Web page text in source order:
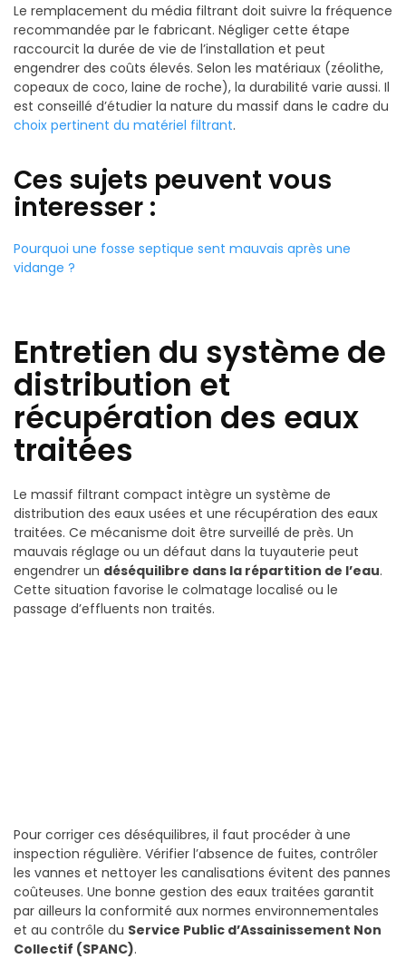
Le remplacement du média filtrant doit suivre la fréquence
recommandée par le fabricant. Négliger cette étape
raccourcit la durée de vie de l’installation et peut
engendrer des coûts élevés. Selon les matériaux (zéolithe,
copeaux de coco, laine de roche), la durabilité varie aussi. Il
est conseillé d’étudier la nature du massif dans le cadre du
choix pertinent du matériel filtrant.
Ces sujets peuvent vous
interesser :
Pourquoi une fosse septique sent mauvais après une
vidange ?
Entretien du système de
distribution et
récupération des eaux
traitées
Le massif filtrant compact intègre un système de
distribution des eaux usées et une récupération des eaux
traitées. Ce mécanisme doit être surveillé de près. Un
mauvais réglage ou un défaut dans la tuyauterie peut
engendrer un déséquilibre dans la répartition de l’eau.
Cette situation favorise le colmatage localisé ou le
passage d’effluents non traités.
Pour corriger ces déséquilibres, il faut procéder à une
inspection régulière. Vérifier l’absence de fuites, contrôler
les vannes et nettoyer les canalisations évitent des pannes
coûteuses. Une bonne gestion des eaux traitées garantit
par ailleurs la conformité aux normes environnementales
et au contrôle du Service Public d’Assainissement Non
Collectif (SPANC).